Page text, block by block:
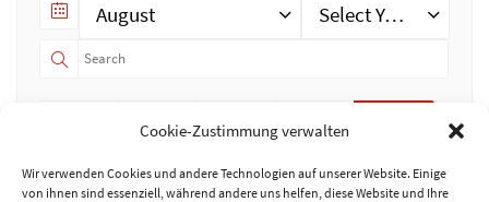
Cookie-Zustimmung verwalten
Wir verwenden Cookies und andere Technologien auf unserer Website. Einige
von ihnen sind essenziell, während andere uns helfen, diese Website und Ihre
August Select Year
Keine Veranstaltung gefunden!